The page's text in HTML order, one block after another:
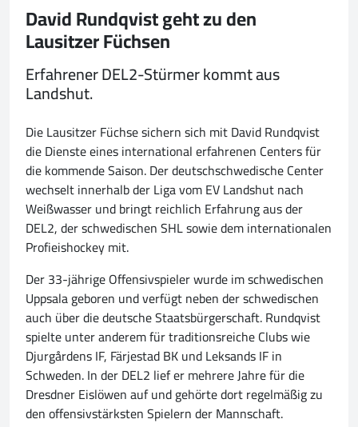
David Rundqvist geht zu den
Lausitzer Füchsen
Erfahrener DEL2-Stürmer kommt aus
Landshut.
Die Lausitzer Füchse sichern sich mit David Rundqvist
die Dienste eines international erfahrenen Centers für
die kommende Saison. Der deutschschwedische Center
wechselt innerhalb der Liga vom EV Landshut nach
Weißwasser und bringt reichlich Erfahrung aus der
DEL2, der schwedischen SHL sowie dem internationalen
Profieishockey mit.
Der 33-jährige Offensivspieler wurde im schwedischen
Uppsala geboren und verfügt neben der schwedischen
auch über die deutsche Staatsbürgerschaft. Rundqvist
spielte unter anderem für traditionsreiche Clubs wie
Djurgårdens IF, Färjestad BK und Leksands IF in
Schweden. In der DEL2 lief er mehrere Jahre für die
Dresdner Eislöwen auf und gehörte dort regelmäßig zu
den offensivstärksten Spielern der Mannschaft.